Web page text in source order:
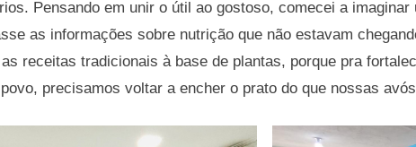
Pensando em unir o útil ao gostoso, comecei a imaginar
as informações sobre nutrição que não estavam
receitas tradicionais à base de plantas, porque pra
precisamos voltar a encher o prato do que nossas